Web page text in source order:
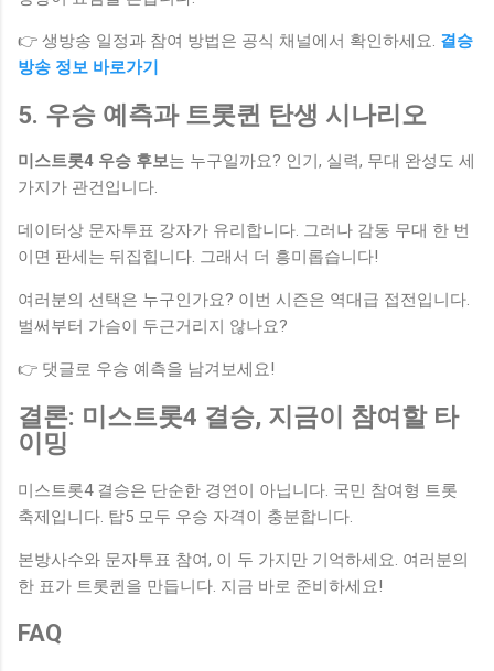
👉 생방송 일정과 참여 방법은 공식 채널에서 확인하세요. 결승
방송 정보 바로가기
5. 우승 예측과 트롯퀸 탄생 시나리오
미스트롯4 우승 후보는 누구일까요? 인기, 실력, 무대 완성도 세
가지가 관건입니다.
데이터상 문자투표 강자가 유리합니다. 그러나 감동 무대 한 번
이면 판세는 뒤집힙니다. 그래서 더 흥미롭습니다!
여러분의 선택은 누구인가요? 이번 시즌은 역대급 접전입니다.
벌써부터 가슴이 두근거리지 않나요?
👉 댓글로 우승 예측을 남겨보세요!
결론: 미스트롯4 결승, 지금이 참여할 타
이밍
미스트롯4 결승은 단순한 경연이 아닙니다. 국민 참여형 트롯
축제입니다. 탑5 모두 우승 자격이 충분합니다.
본방사수와 문자투표 참여, 이 두 가지만 기억하세요. 여러분의
한 표가 트롯퀸을 만듭니다. 지금 바로 준비하세요!
FAQ